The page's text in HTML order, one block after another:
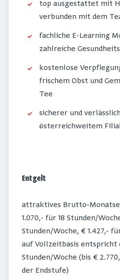
top ausgestattet mit
verbunden mit dem
fachliche E-Learning
zahlreiche
kostenlose
frischem Obst und
Tee
sicherer und
österreichweitem
Entgelt
attraktives Brutto-
1.070,- für 18 Stunden/
Stunden/Woche, € 1.427,-
auf Vollzeitbasis entspricht
Stunden/Woche (bis €
der Endstufe)